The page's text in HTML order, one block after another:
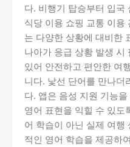
다. 비행기 탑승부터 입국
식당 이용 쇼핑 교통 이용
는 다양한 상황에 대비한
나아가 응급 상황 발생 시
있어 안전하고 편안한 여
니다. 낯선 단어를 만나더
다. 앱은 음성 지원 기능
영어 표현을 익힐 수 있도
어 학습이 아닌 실제 여행
적인 영어 학습을 제공하